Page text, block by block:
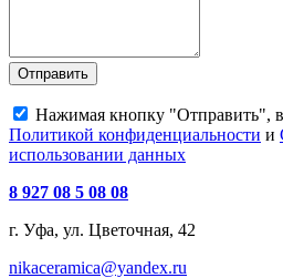
Отправить
Нажимая кнопку "Отправить",
Политикой конфиденциальности и
использовании данных
8 927 08 5 08 08
г. Уфа, ул. Цветочная, 42
nikaceramica@yandex.ru